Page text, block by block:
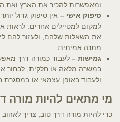
ומאפשרות להכיר את הארץ ואת
סיפוק אישי – אין סיפוק גדול
למקום למטיילים אחרים. לראות
את השאלות שלהם, ולעזור להם
מתנה אמיתית.
גמישות – לעבוד כמורה דרך
במשרה מלאה או חלקית, לבחור את
ולעבוד באופן עצמאי או במסגרת
מי מתאים להיות מורה
כדי להיות מורה דרך טוב, צריך